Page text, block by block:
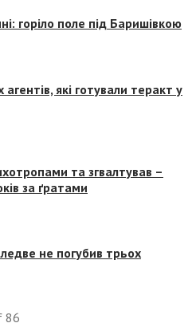
горіло поле під Баришівкою
які готували теракт у
та згвалтував –
за ґратами
не погубив трьох
86